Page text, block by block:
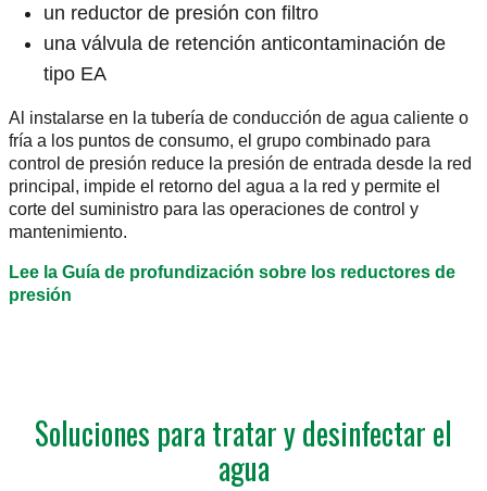
un reductor de presión con filtro
una válvula de retención anticontaminación de
tipo EA
Al instalarse en la tubería de conducción de agua caliente o
fría a los puntos de consumo, el grupo combinado para
control de presión reduce la presión de entrada desde la red
principal, impide el retorno del agua a la red y permite el
corte del suministro para las operaciones de control y
mantenimiento.
Lee la Guía de profundización sobre los reductores de
presión
Soluciones para tratar y desinfectar el
agua